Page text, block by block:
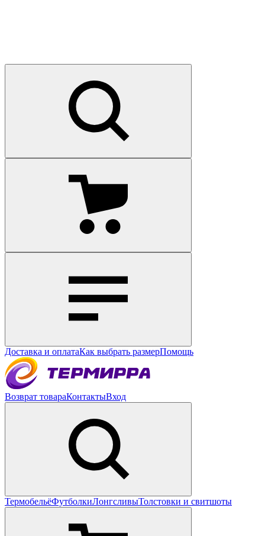
Доставка и оплатаКак выбрать размерПомощь
Возврат товараКонтактыВход
ТермобельёФутболкиЛонгсливыТолстовки и свитшоты